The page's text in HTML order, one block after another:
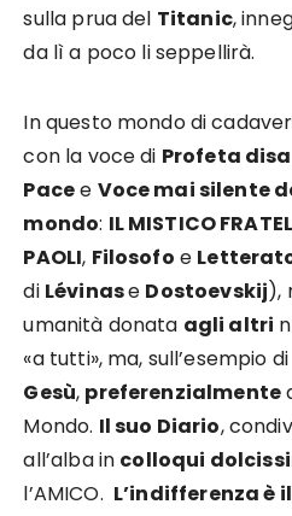
sulla prua del Titanic,
da lì a poco li seppellirà.
In questo mondo di
con la voce di Profeta
Pacee Voce mai silente
mondo: IL MISTICO
PAOLI, Filosofo e
di Lévinase Dostoevskij),
umanità donata agli altri
«a tutti», ma, sull’esempio di
Gesù, preferenzialmente
Mondo. Il suo Diario,
all’alba in colloqui
l’AMICO. L’indifferenza è